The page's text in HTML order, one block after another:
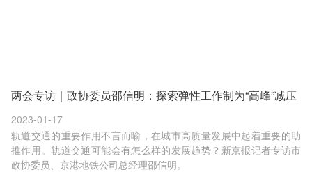
两会专访｜政协委员邵信明：探索弹性工作制为“高峰”减压
轨道交通的重要作用不言而喻，在城市高质量发展中起着重要的助
推作用。轨道交通可能会有怎么样的发展趋势？新京报记者专访市
政协委员、京港地铁公司总经理邵信明。
2023-01-17